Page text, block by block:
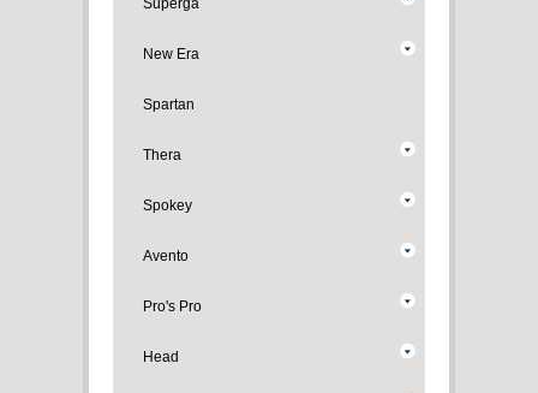
Superga
New Era
Spartan
Thera
Spokey
Avento
Pro's Pro
Head